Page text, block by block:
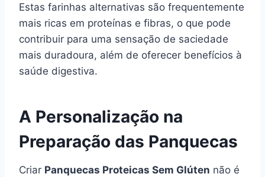
Estas farinhas alternativas são frequentemente
mais ricas em proteínas e fibras, o que pode
contribuir para uma sensação de saciedade
mais duradoura, além de oferecer benefícios à
saúde digestiva.
A Personalização na
Preparação das Panquecas
Criar Panquecas Proteicas Sem Glúten não é